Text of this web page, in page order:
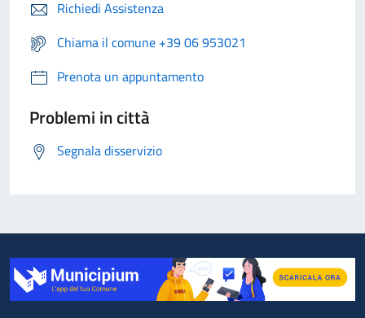
Richiedi Assistenza
Chiama il comune +39 06 953021
Prenota un appuntamento
Problemi in città
Segnala disservizio